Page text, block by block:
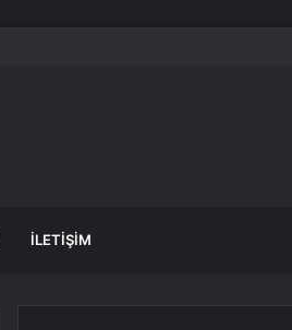
İLETIŞIM